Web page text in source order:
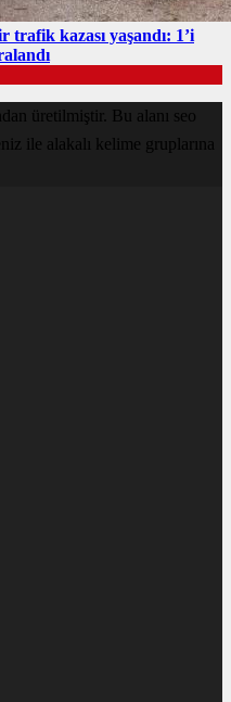
kazası yaşandı: 1’i
üretilmiştir. Bu alanı seo
ile alakalı kelime gruplarına